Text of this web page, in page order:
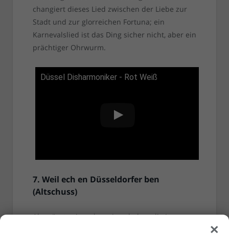
changiert dieses Lied zwischen der Liebe zur
Stadt und zur glorreichen Fortuna; ein
Karnevalslied ist das Ding sicher nicht, aber ein
prächtiger Ohrwurm.
Düssel Disharmoniker - Rot Weiß
7. Weil ech en Düsseldorfer ben
(Altschuss)
Als müsste sie es beweisen haben die Jungs
×